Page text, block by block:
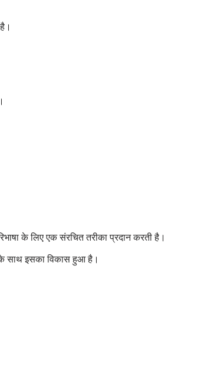
के लिए एक संरचित तरीका प्रदान करती है।
साथ इसका विकास हुआ है।